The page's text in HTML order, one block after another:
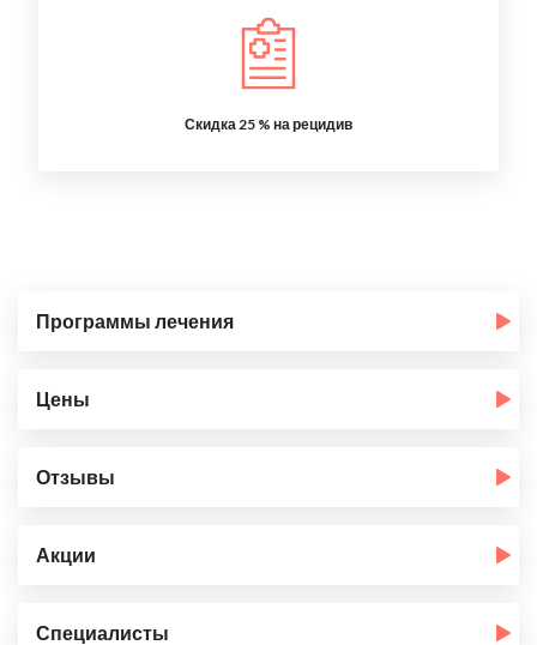
Скидка 25 % на рецидив
Программы лечения
Цены
Отзывы
Акции
Специалисты